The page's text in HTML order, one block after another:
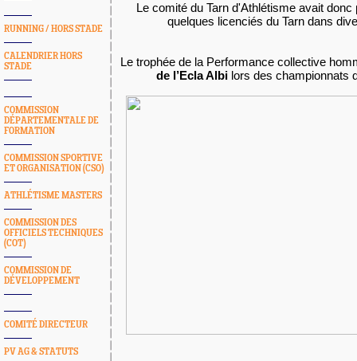
RUNNING / HORS STADE
CALENDRIER HORS
STADE
COMMISSION
DÉPARTEMENTALE DE
FORMATION
COMMISSION SPORTIVE
ET ORGANISATION (CSO)
ATHLÉTISME MASTERS
COMMISSION DES
OFFICIELS TECHNIQUES
(COT)
COMMISSION DE
DÉVELOPPEMENT
COMITÉ DIRECTEUR
PV AG & STATUTS
Le comité du Tarn d'Athlétisme avait
quelques licenciés du Tarn dans
Le trophée de la Performance collective
de l’Ecla Albi lors des championnats